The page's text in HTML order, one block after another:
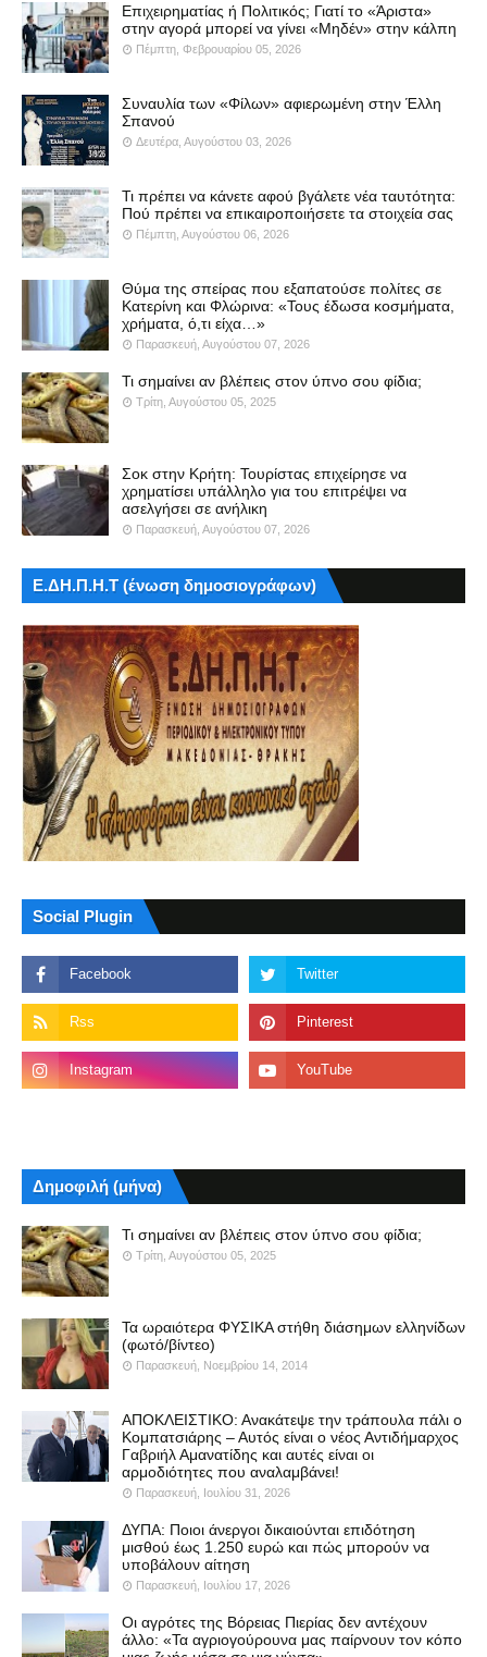
Επιχειρηματίας ή Πολιτικός; Γιατί το «Άριστα»
στην αγορά μπορεί να γίνει «Μηδέν» στην κάλπη
Πέμπτη, Φεβρουαρίου 05, 2026
Συναυλία των «Φίλων» αφιερωμένη στην Έλλη
Σπανού
Δευτέρα, Αυγούστου 03, 2026
Τι πρέπει να κάνετε αφού βγάλετε νέα ταυτότητα:
Πού πρέπει να επικαιροποιήσετε τα στοιχεία σας
Πέμπτη, Αυγούστου 06, 2026
Θύμα της σπείρας που εξαπατούσε πολίτες σε
Κατερίνη και Φλώρινα: «Τους έδωσα κοσμήματα,
χρήματα, ό,τι είχα…»
Παρασκευή, Αυγούστου 07, 2026
Τι σημαίνει αν βλέπεις στον ύπνο σου φίδια;
Τρίτη, Αυγούστου 05, 2025
Σοκ στην Κρήτη: Τουρίστας επιχείρησε να
χρηματίσει υπάλληλο για του επιτρέψει να
ασελγήσει σε ανήλικη
Παρασκευή, Αυγούστου 07, 2026
Ε.ΔΗ.Π.Η.Τ (ένωση δημοσιογράφων)
Social Plugin
Δημοφιλή (μήνα)
Τι σημαίνει αν βλέπεις στον ύπνο σου φίδια;
Τρίτη, Αυγούστου 05, 2025
Τα ωραιότερα ΦΥΣΙΚΑ στήθη διάσημων ελληνίδων
(φωτό/βίντεο)
Παρασκευή, Νοεμβρίου 14, 2014
ΑΠΟΚΛΕΙΣΤΙΚΟ: Ανακάτεψε την τράπουλα πάλι ο
Κομπατσιάρης – Αυτός είναι ο νέος Αντιδήμαρχος
Γαβριήλ Αμανατίδης και αυτές είναι οι
αρμοδιότητες που αναλαμβάνει!
Παρασκευή, Ιουλίου 31, 2026
ΔΥΠΑ: Ποιοι άνεργοι δικαιούνται επιδότηση
μισθού έως 1.250 ευρώ και πώς μπορούν να
υποβάλουν αίτηση
Παρασκευή, Ιουλίου 17, 2026
Οι αγρότες της Βόρειας Πιερίας δεν αντέχουν
άλλο: «Τα αγριογούρουνα μας παίρνουν τον κόπο